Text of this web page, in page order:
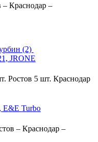
– Краснодар –
(2)
JRONE
Ростов 5 шт. Краснодар
E&E Turbo
– Краснодар –